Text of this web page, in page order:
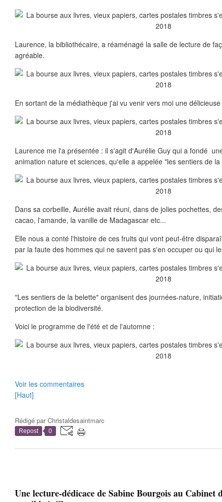
Laurence, la bibliothécaire, a réaménagé la salle de lecture de
agréable.
En sortant de la médiathèque j'ai vu venir vers moi une
Laurence me l'a présentée : il s'agit d'Aurélie Guy qui a fondé
animation nature et sciences, qu'elle a appelée "les sentiers de
Dans sa corbeille, Aurélie avait réuni, dans de jolies pochettes,
cacao, l'amande, la vanille de Madagascar etc...
Elle nous a conté l'histoire de ces fruits qui vont peut-être
par la faute des hommes qui ne savent pas s'en occuper ou qui
"Les sentiers de la belette" organisent des journées-nature,
protection de la biodiversité.
Voici le programme de l'été et de l'automne :
Voir les commentaires
[Haut]
Rédigé parChristaldesaintmarc
Repost 0
Une lecture-dédicace de Sabine Bourgois au Cabinet